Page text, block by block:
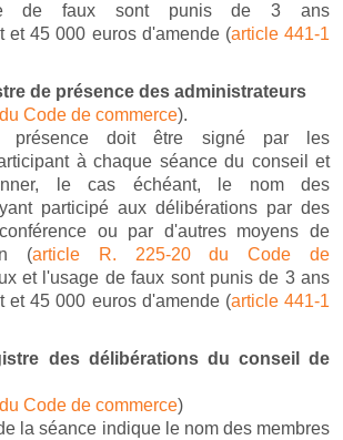
de faux sont punis de 3 ans
et 45 000 euros d'amende (article 441-1
de présence des administrateurs
Code de commerce).
présence doit être signé par les
à chaque séance du conseil et
le cas échéant, le nom des
participé aux délibérations par des
ou par d'autres moyens de
(article R. 225-20 du Code de
et l'usage de faux sont punis de 3 ans
et 45 000 euros d'amende (article 441-1
des délibérations du conseil de
Code de commerce)
la séance indique le nom des membres